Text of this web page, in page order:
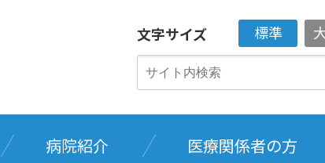
文字サイズ 標準
病院紹介 医療関係者の方